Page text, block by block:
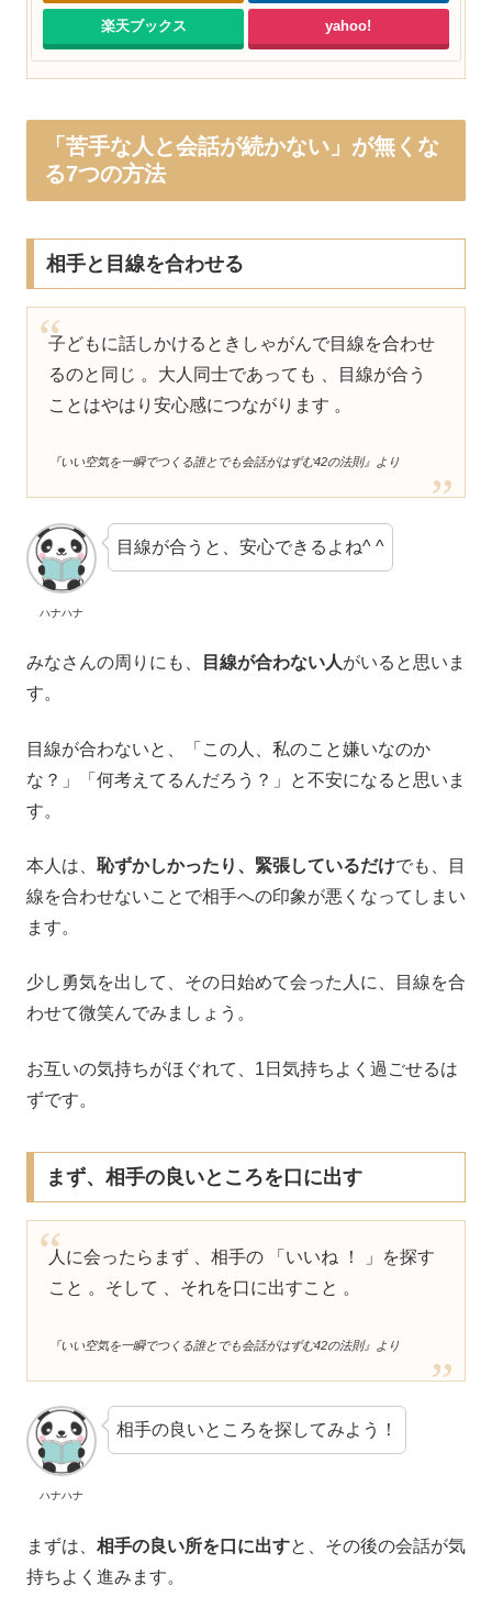
楽天ブックス yahoo!
「苦手な人と会話が続かない」が無くな
る7つの方法
相手と目線を合わせる
子どもに話しかけるときしゃがんで目線を合わせ
るのと同じ 。大人同士であっても 、目線が合う
ことはやはり安心感につながります 。
『いい空気を一瞬でつくる誰とでも会話がはずむ42の法則』より
ハナハナ
目線が合うと、安心できるよね^ ^
みなさんの周りにも、 目線が合わない人がいると思いま
す。
目線が合わないと、「この人、私のこと嫌いなのか
な？」「何考えてるんだろう？」と不安になると思いま
す。
本人は、 恥ずかしかったり、緊張しているだけでも、目
線を合わせないことで相手への印象が悪くなってしまい
ます。
少し勇気を出して、その日始めて会った人に、目線を合
わせて微笑んでみましょう。
お互いの気持ちがほぐれて、1日気持ちよく過ごせるは
ずです。
まず、相手の良いところを口に出す
人に会ったらまず 、相手の 「いいね ！ 」を探す
こと 。そして 、それを口に出すこと 。
『いい空気を一瞬でつくる誰とでも会話がはずむ42の法則』より
ハナハナ
相手の良いところを探してみよう！
まずは、 相手の良い所を口に出すと、その後の会話が気
持ちよく進みます。